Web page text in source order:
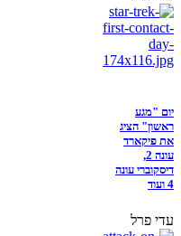
יום "מגע
ראשון" הציג
את פיקארד
עונה 2,
דיסקוברי עונה
4 ועוד
עדי פרל